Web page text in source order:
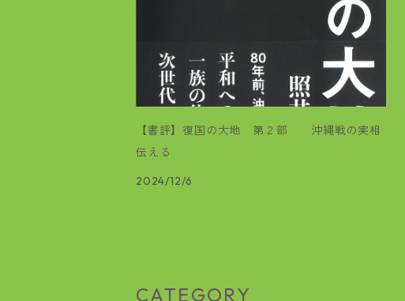
【書評】復国の大地 第２部 沖縄戦の実相
伝える
2024/12/6
CATEGORY